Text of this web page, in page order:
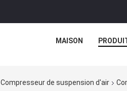
MAISON
Compresseur de suspension d'air